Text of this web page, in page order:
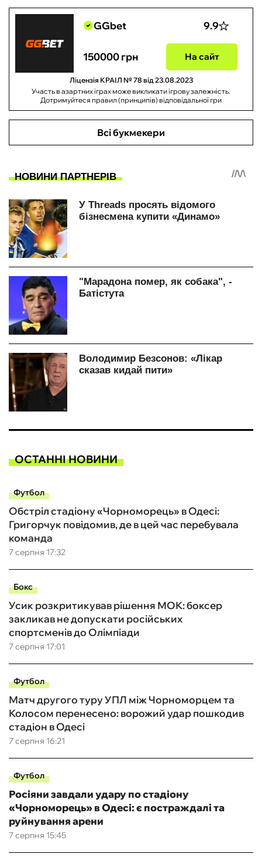
GGbet 9.9
150000 грн На сайт
Ліцензія КРАІЛ № 78 від 23.08.2023
Участь в азартних іграх може викликати ігрову залежність.
Дотримуйтеся правил (принципів) відповідальної гри
Всі букмекери
ОСТАННІ НОВИНИ
Футбол
7 серпня 17:32
Обстріл стадіону «Чорноморець» в Одесі:
Григорчук повідомив, де в цей час перебувала
команда
Бокс
7 серпня 17:01
Усик розкритикував рішення МОК: боксер
закликав не допускати російських
спортсменів до Олімпіади
Футбол
7 серпня 16:21
Матч другого туру УПЛ між Чорноморцем та
Колосом перенесено: ворожий удар пошкодив
стадіон в Одесі
Футбол
7 серпня 15:45
Росіяни завдали удару по стадіону
«Чорноморець» в Одесі: є постраждалі та
руйнування арени